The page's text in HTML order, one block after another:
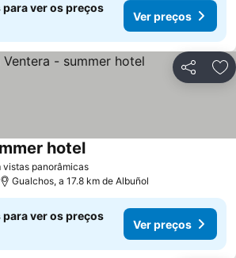
para ver os preços
Ver preços
Partilhar
vistas panorâmicas
hotel
Gualchos, a 17.8 km de Albuñol
para ver os preços
Ver preços